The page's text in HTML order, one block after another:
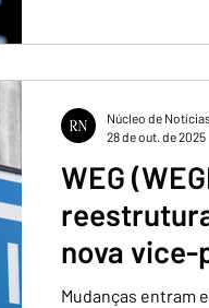
WEG
nova
tecnologia
Mudanças entram
Núcleo de
28 de out. de 2025